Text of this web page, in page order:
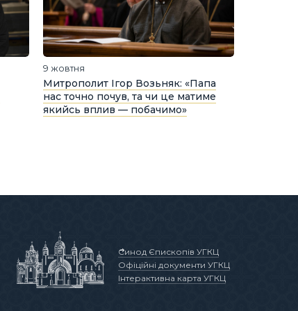
9 жовтня
Митрополит Ігор Возьняк: «Папа
нас точно почув, та чи це матиме
якийсь вплив — побачимо»
Синод Єпископів УГКЦ
Офіційні документи УГКЦ
Інтерактивна карта УГКЦ